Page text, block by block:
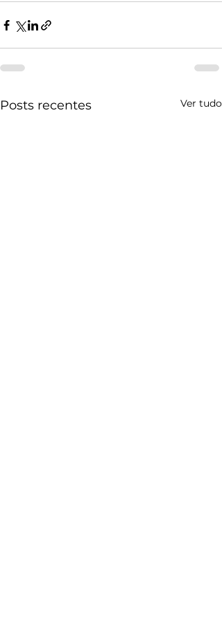
Posts recentes Ver tudo